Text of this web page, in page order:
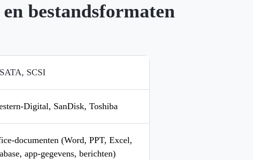
bestandsformaten
SCSI
Digital, SanDisk, Toshiba
documenten (Word, PPT, Excel,
app-gegevens, berichten)